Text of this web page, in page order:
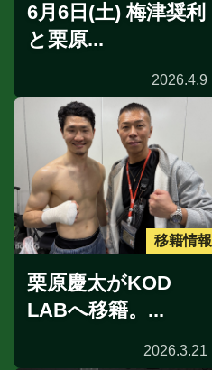
6月6日(土) 梅津奨利
と栗原...
2026.4.9
移籍情報
栗原慶太がKOD
LABへ移籍。...
2026.3.21